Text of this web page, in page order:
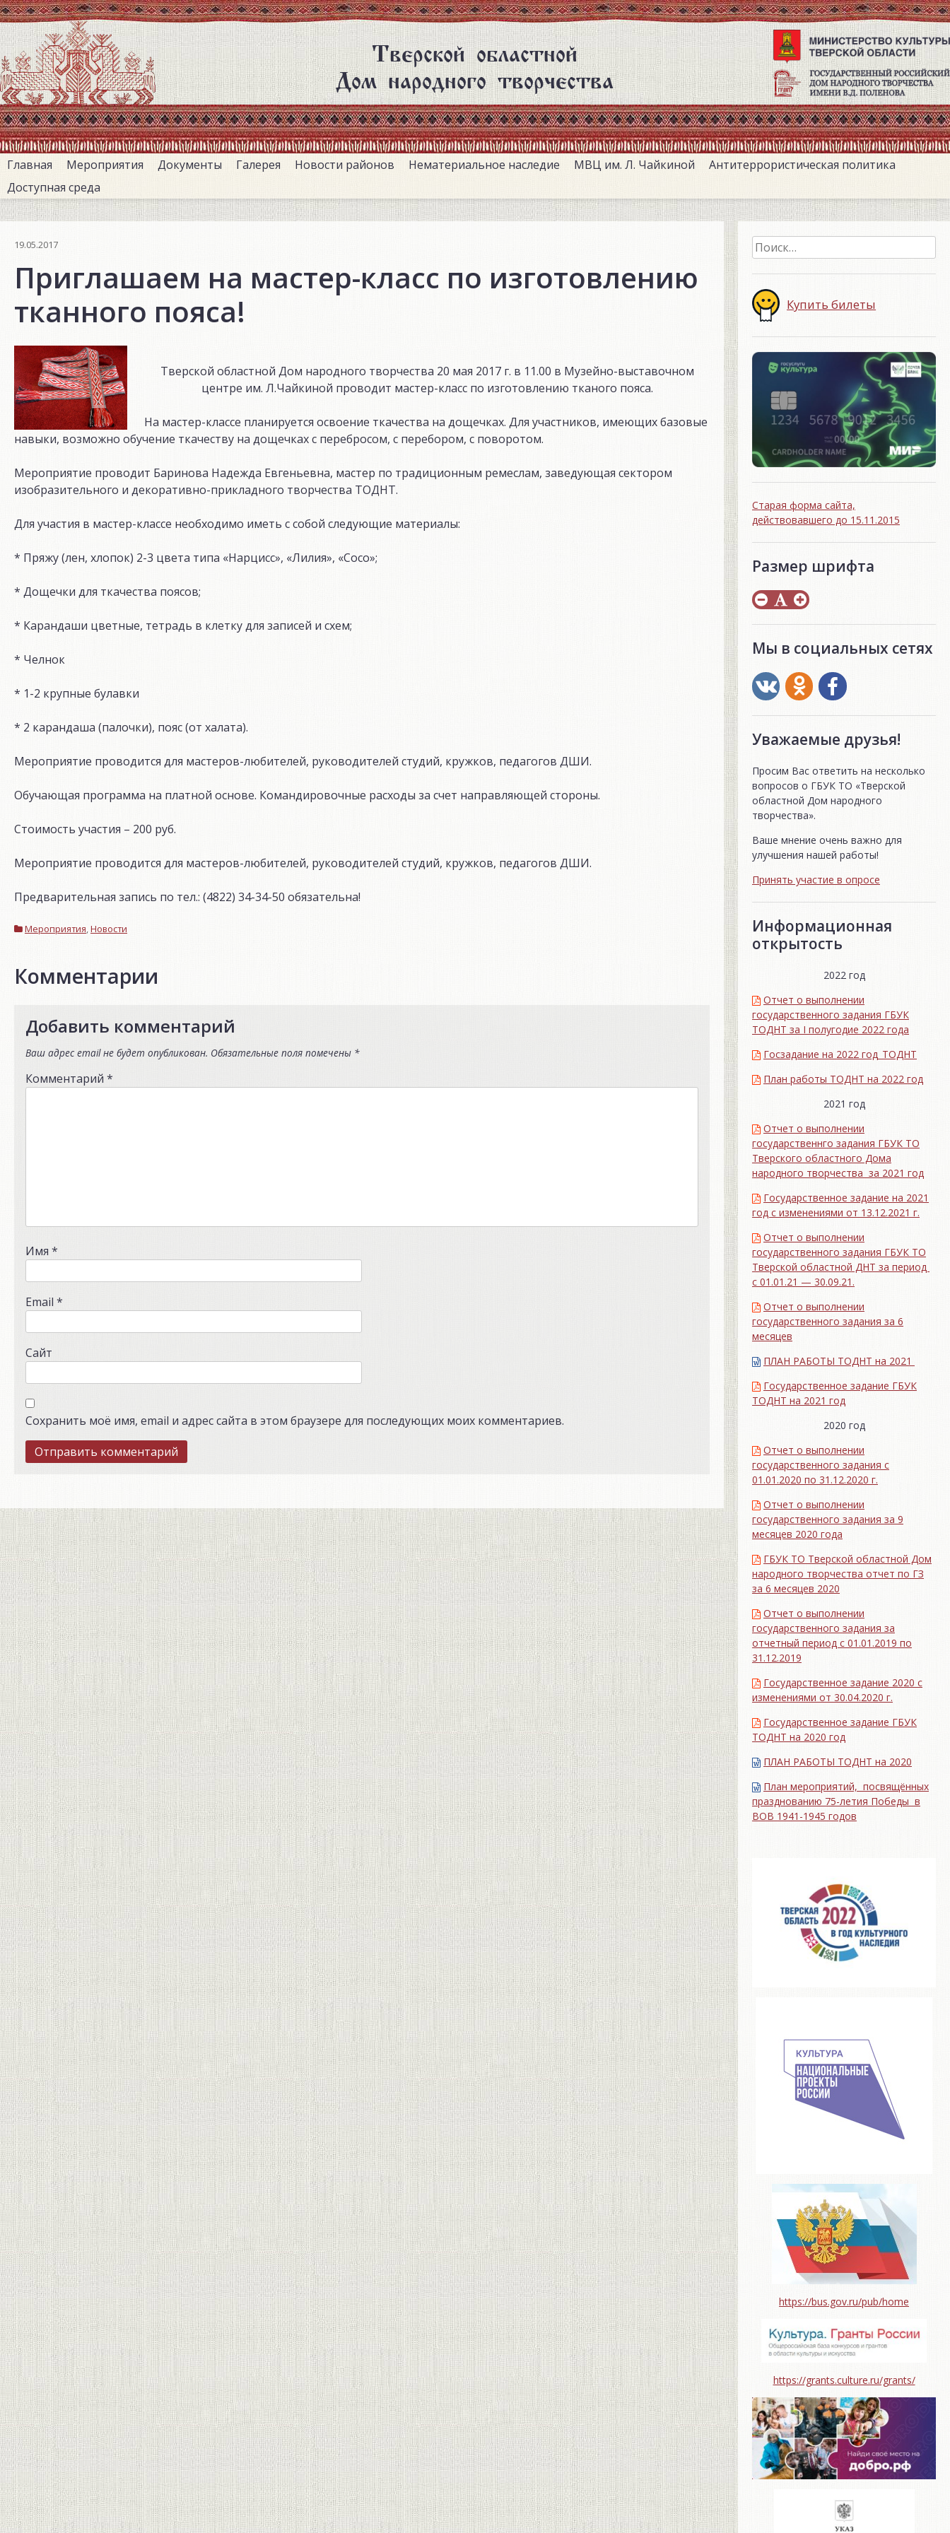
Перейти
к
основному
содержанию
Тверской областной
Дом народного творчества
Главная Мероприятия Документы Галерея Новости районов Нематериальное наследие МВЦ им. Л. Чайкиной
Антитеррористическая политика
Доступная среда
19.05.2017
Приглашаем на мастер-класс по изготовлению
тканного пояса!
Тверской областной Дом народного творчества 20 мая 2017 г. в 11.00 в Музейно-выставочном
центре им. Л.Чайкиной проводит мастер-класс по изготовлению тканого пояса.
На мастер-классе планируется освоение ткачества на дощечках. Для участников, имеющих базовые
навыки, возможно обучение ткачеству на дощечках с перебросом, с перебором, с поворотом.
Мероприятие проводит Баринова Надежда Евгеньевна, мастер по традиционным ремеслам, заведующая сектором
изобразительного и декоративно-прикладного творчества ТОДНТ.
Для участия в мастер-классе необходимо иметь с собой следующие материалы:
* Пряжу (лен, хлопок) 2-3 цвета типа «Нарцисс», «Лилия», «Сосо»;
* Дощечки для ткачества поясов;
* Карандаши цветные, тетрадь в клетку для записей и схем;
* Челнок
* 1-2 крупные булавки
* 2 карандаша (палочки), пояс (от халата).
Мероприятие проводится для мастеров-любителей, руководителей студий, кружков, педагогов ДШИ.
Обучающая программа на платной основе. Командировочные расходы за счет направляющей стороны.
Стоимость участия – 200 руб.
Мероприятие проводится для мастеров-любителей, руководителей студий, кружков, педагогов ДШИ.
Предварительная запись по тел.: (4822) 34-34-50 обязательна!
Мероприятия,Новости
Комментарии
Добавить комментарий
Ваш адрес email не будет опубликован. Обязательные поля помечены *
Комментарий *
Имя *
Email *
Сайт
Сохранить моё имя, email и адрес сайта в этом браузере для последующих моих комментариев.
Найти:
Купить билеты
Старая форма сайта,
действовавшего до 15.11.2015
Размер шрифта
Мы в социальных сетях
Уважаемые друзья!
Просим Вас ответить на несколько
вопросов о ГБУК ТО «Тверской
областной Дом народного
творчества».
Ваше мнение очень важно для
улучшения нашей работы!
Принять участие в опросе
Информационная
открытость
2022 год
Отчет о выполнении
государственного задания ГБУК
ТОДНТ за I полугодие 2022 года
Госзадание на 2022 год_ТОДНТ
План работы ТОДНТ на 2022 год
2021 год
Отчет о выполнении
государственнго задания ГБУК ТО
Тверского областного Дома
народного творчества за 2021 год
Государственное задание на 2021
год с изменениями от 13.12.2021 г.
Отчет о выполнении
государственного задания ГБУК ТО
Тверской областной ДНТ за период
с 01.01.21 — 30.09.21.
Отчет о выполнении
государственного задания за 6
месяцев
ПЛАН РАБОТЫ ТОДНТ на 2021
Государственное задание ГБУК
ТОДНТ на 2021 год
2020 год
Отчет о выполнении
государственного задания с
01.01.2020 по 31.12.2020 г.
Отчет о выполнении
государственного задания за 9
месяцев 2020 года
ГБУК ТО Тверской областной Дом
народного творчества отчет по ГЗ
за 6 месяцев 2020
Отчет о выполнении
государственного задания за
отчетный период с 01.01.2019 по
31.12.2019
Государственное задание 2020 с
изменениями от 30.04.2020 г.
Государственное задание ГБУК
ТОДНТ на 2020 год
ПЛАН РАБОТЫ ТОДНТ на 2020
План мероприятий, посвящённых
празднованию 75-летия Победы в
ВОВ 1941-1945 годов
https://bus.gov.ru/pub/home
https://grants.culture.ru/grants/